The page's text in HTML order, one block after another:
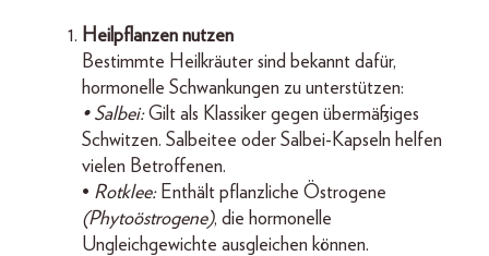
Heilpflanzen nutzen
Bestimmte Heilkräuter sind bekannt dafür,
hormonelle Schwankungen zu unterstützen:
• Salbei:Gilt als Klassiker gegen übermäßiges
Schwitzen. Salbeitee oder Salbei-Kapseln helfen
vielen Betroffenen.
• Rotklee: Enthält pflanzliche Östrogene
(Phytoöstrogene), die hormonelle
Ungleichgewichte ausgleichen können.